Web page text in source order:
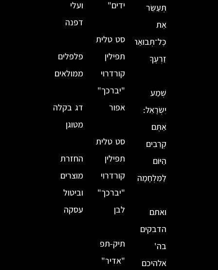
תְּעַשֵּׂר
אֵת
כׇּל־תְּבוּאַת
זַרְעֶךָ
שְׁמַע
יִשְׂרָאֵל:
אַתֶּם
קְרֵבִים
הַיּוֹם
לַמִּלְחָמָה
ואתם
הדבקים
בה'
אלהיכם
ידים"
סט טלית
תפילין
קורדרוי
"יברכך"
אפור
סט טלית
תפילין
קורדרוי
"יברכך"
לבן
תיק-תפ
"אדיר"
ועלי
דפנה
פלפלים
ממולאים
דג בקלה
מטוגן
החזרת
מוצרים
וביטול
עסקה